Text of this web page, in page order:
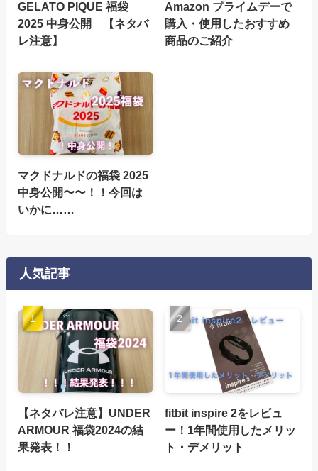
GELATO PIQUE 福袋
2025 中身公開 【ネタバ
レ注意】
Amazon プライムデーで
購入・使用したおすすめ
商品のご紹介
マクドナルドの福袋 2025
中身公開〜〜！！今回は
いかに……
人気記事
【ネタバレ注意】UNDER
ARMOUR 福袋2024の結
果発表！！
fitbit inspire 2をレビュ
ー！1年間使用したメリッ
ト・デメリット